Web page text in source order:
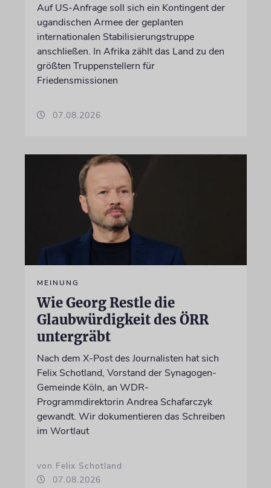
Auf US-Anfrage soll sich ein Kontingent der
ugandischen Armee der geplanten
internationalen Stabilisierungstruppe
anschließen. In Afrika zählt das Land zu den
größten Truppenstellern für
Friedensmissionen
07.08.2026
MEINUNG
Wie Georg Restle die
Glaubwürdigkeit des ÖRR
untergräbt
Nach dem X-Post des Journalisten hat sich
Felix Schotland, Vorstand der Synagogen-
Gemeinde Köln, an WDR-
Programmdirektorin Andrea Schafarczyk
gewandt. Wir dokumentieren das Schreiben
im Wortlaut
von Felix Schotland
07.08.2026